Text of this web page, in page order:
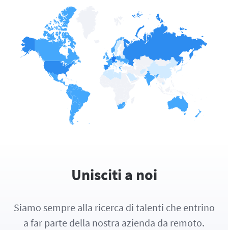
Unisciti a noi
Siamo sempre alla ricerca di talenti che entrino
a far parte della nostra azienda da remoto.